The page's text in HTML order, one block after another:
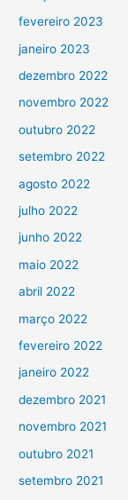
fevereiro 2023
janeiro 2023
dezembro 2022
novembro 2022
outubro 2022
setembro 2022
agosto 2022
julho 2022
junho 2022
maio 2022
abril 2022
março 2022
fevereiro 2022
janeiro 2022
dezembro 2021
novembro 2021
outubro 2021
setembro 2021